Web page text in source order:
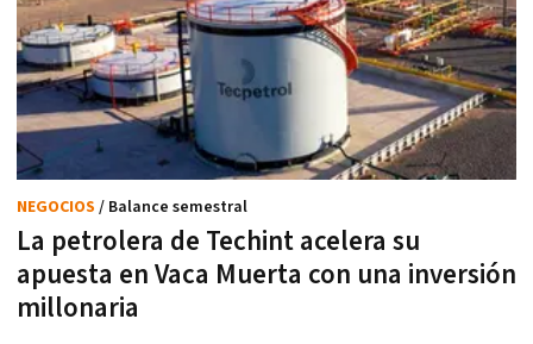
La petrolera de Techint acelera su
apuesta en Vaca Muerta con una inversión
millonaria
NEGOCIOS / Balance semestral